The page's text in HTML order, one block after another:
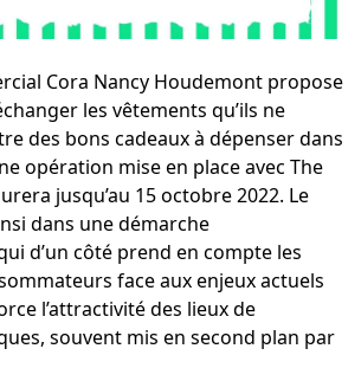
Cora Nancy Houdemont propose
les vêtements qu’ils ne
des bons cadeaux à dépenser dans
opération mise en place avec The
jusqu’au 15 octobre 2022. Le
dans une démarche
d’un côté prend en compte les
face aux enjeux actuels
l’attractivité des lieux de
souvent mis en second plan par